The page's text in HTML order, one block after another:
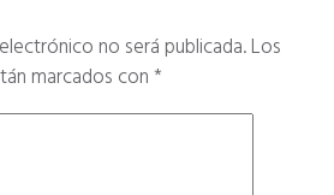
no será publicada.Los
marcados con*